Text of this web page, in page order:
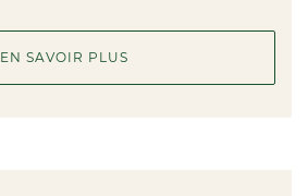
EN SAVOIR PLUS